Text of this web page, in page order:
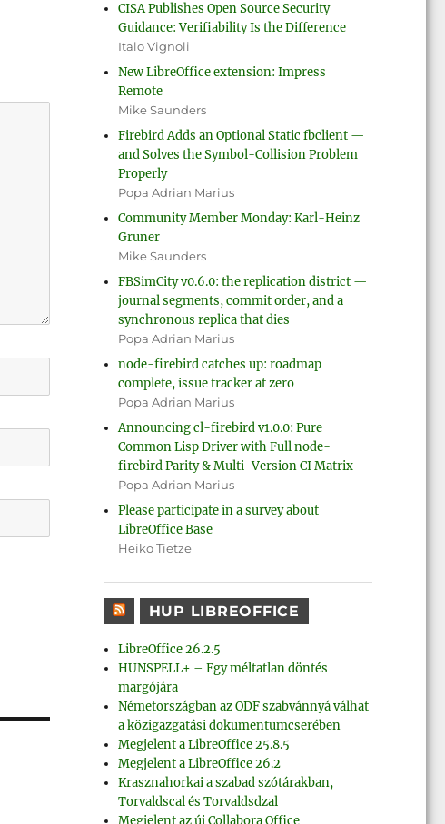
CISA Publishes Open Source Security
Guidance: Verifiability Is the Difference
Italo Vignoli
New LibreOffice extension: Impress
Remote
Mike Saunders
Firebird Adds an Optional Static fbclient —
and Solves the Symbol-Collision Problem
Properly
Popa Adrian Marius
Community Member Monday: Karl-Heinz
Gruner
Mike Saunders
FBSimCity v0.6.0: the replication district —
journal segments, commit order, and a
synchronous replica that dies
Popa Adrian Marius
node-firebird catches up: roadmap
complete, issue tracker at zero
Popa Adrian Marius
Announcing cl-firebird v1.0.0: Pure
Common Lisp Driver with Full node-
firebird Parity & Multi-Version CI Matrix
Popa Adrian Marius
Please participate in a survey about
LibreOffice Base
Heiko Tietze
HUP LIBREOFFICE
LibreOffice 26.2.5
HUNSPELL± – Egy méltatlan döntés
margójára
Németországban az ODF szabvánnyá válhat
a közigazgatási dokumentumcserében
Megjelent a LibreOffice 25.8.5
Megjelent a LibreOffice 26.2
Krasznahorkai a szabad szótárakban,
Torvaldscal és Torvaldsdzal
Megjelent az új Collabora Office